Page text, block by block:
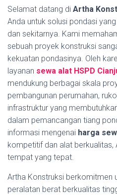
Selamat datang di Artha
Anda untuk solusi pondasi
dan sekitarnya. Kami
sebuah proyek konstruksi
kekuatan pondasinya. Oleh
layanan sewa alat HSPD
mendukung berbagai skala
pembangunan perumahan,
infrastruktur yang
dalam pemancangan tiang
informasi mengenai harga
kompetitif dan alat berkualitas,
tempat yang tepat.
Artha Konstruksi berkomitmen
peralatan berat berkualitas